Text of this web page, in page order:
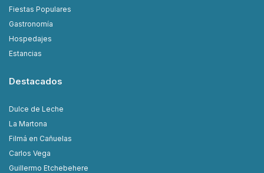
Fiestas Populares
Gastronomía
Hospedajes
Estancias
Destacados
Dulce de Leche
La Martona
Filmá en Cañuelas
Carlos Vega
Guillermo Etchebehere